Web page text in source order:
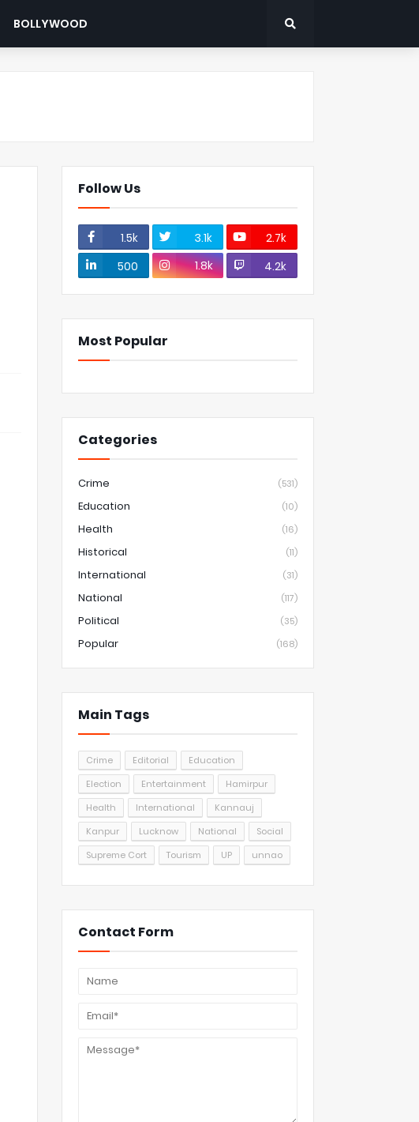
BOLLYWOOD
Follow Us
1.5k 3.1k
2.7k
500
1.8k 4.2k
Most Popular
Categories
Crime (531)
Education (10)
Health (16)
Historical (11)
International (31)
National (117)
Political (35)
Popular (168)
Main Tags
Crime Editorial
Education
Election
Entertainment
Hamirpur
Health
International
Kannauj
Kanpur
Lucknow National
Social
Supreme Cort
Tourism UP unnao
Contact Form